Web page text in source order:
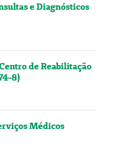
e Diagnósticos
de Reabilitação
8)
Médicos